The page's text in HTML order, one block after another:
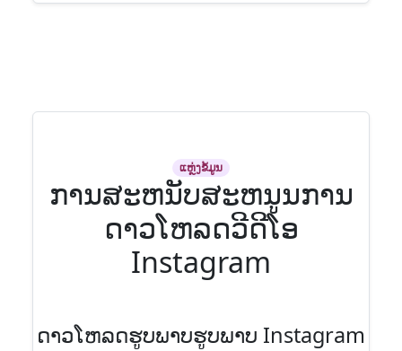
ແຫຼ່ງຂໍ້ມູນ
ການສະຫນັບສະຫນູນການ
ດາວໂຫລດວີດີໂອ
Instagram
ດາວໂຫລດຮູບພາບຮູບພາບ Instagram